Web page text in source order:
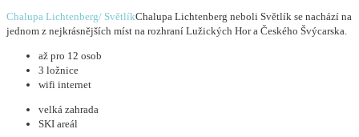
Chalupa Lichtenberg/ SvětlíkChalupa Lichtenberg neboli Světlík se nachází na
jednom z nejkrásnějších míst na rozhraní Lužických Hor a Českého Švýcarska.
až pro 12 osob
3 ložnice
wifi internet
velká zahrada
SKI areál